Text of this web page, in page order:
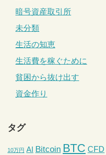
暗号資産取引所
未分類
生活の知恵
生活費を稼ぐために
貧困から抜け出す
資金作り
タグ
10万円 AI Bitcoin BTC CFD